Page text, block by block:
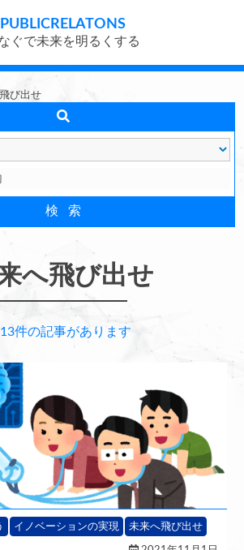
PUBLICRELATONS
ぐで未来を明るくする
び出せ
へ飛び出せ
件の記事があります
イノベーションの実現 未来へ飛び出せ